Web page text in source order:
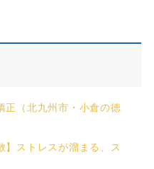
正（北九州市・小倉の徳
】ストレスが溜まる、ス